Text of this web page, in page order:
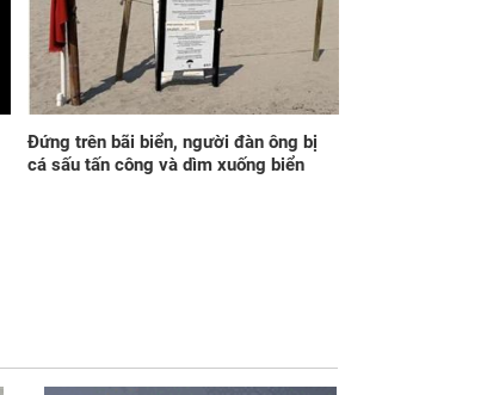
đắc vào
tiếp (6 và
giáp vạn
giàu
tiến
nhà lầu xe
Từ ngày 8/8 đến
18/8/2026, 3 con
giáp được trời ban
VẬN MAY HIẾM CÓ,
về, Thần May Mắn
lâm môn
Đứng trên bãi biển, người đàn ông bị
cá sấu tấn công và dìm xuống biển